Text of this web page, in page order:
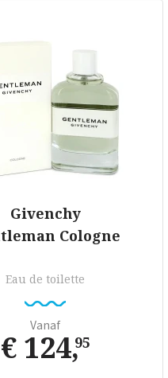
Givenchy
Cologne
Eau de toilette
Vanaf
€ 124,95